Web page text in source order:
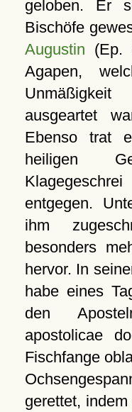
geloben. Er
Bischöfe
Augustin (Ep.
Agapen,
ausgeartet
Ebenso trat
heiligen
entgegen.
ihm
besonders
hervor. In
habe eines
den
apostolicae
Fischfange
gerettet,